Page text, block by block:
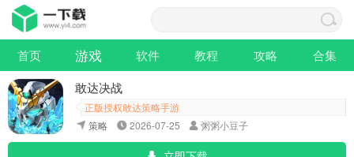
首页 游戏 软件 教程 攻略 合集
敢达决战
正版授权敢达策略手游
策略
2026-07-25 粥粥小豆子